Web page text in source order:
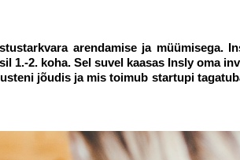
arendamise ja müümisega.
1.-2. koha. Sel suvel kaasas Insly oma
jõudis ja mis toimub startupi